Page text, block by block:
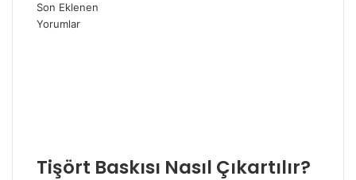
Son Eklenen
Yorumlar
Tişört Baskısı Nasıl Çıkartılır?